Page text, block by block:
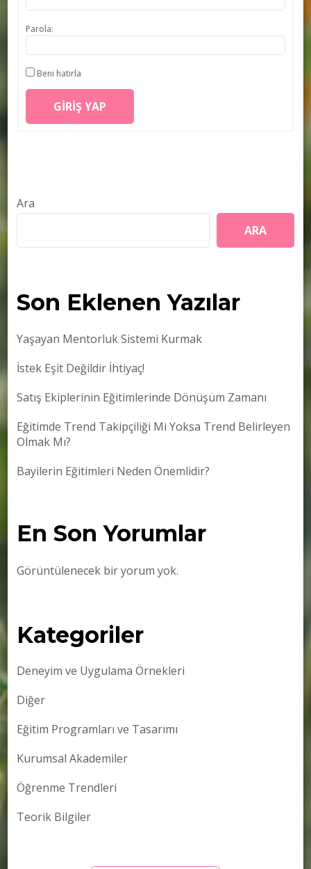
Parola:
Beni hatırla
GIRIŞ YAP
Ara
ARA
Son Eklenen Yazılar
Yaşayan Mentorluk Sistemi Kurmak
İstek Eşit Değildir İhtiyaç!
Satış Ekiplerinin Eğitimlerinde Dönüşüm Zamanı
Eğitimde Trend Takipçiliği Mi Yoksa Trend Belirleyen
Olmak Mı?
Bayilerin Eğitimleri Neden Önemlidir?
En Son Yorumlar
Görüntülenecek bir yorum yok.
Kategoriler
Deneyim ve Uygulama Örnekleri
Diğer
Eğitim Programları ve Tasarımı
Kurumsal Akademiler
Öğrenme Trendleri
Teorik Bilgiler